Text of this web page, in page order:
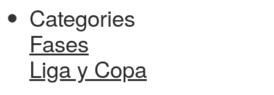
Categories
Fases
Liga y Copa